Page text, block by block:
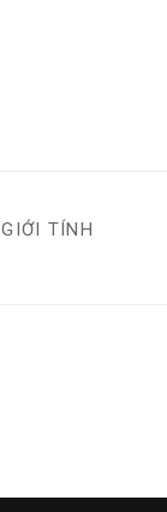
GIỚI TÍNH